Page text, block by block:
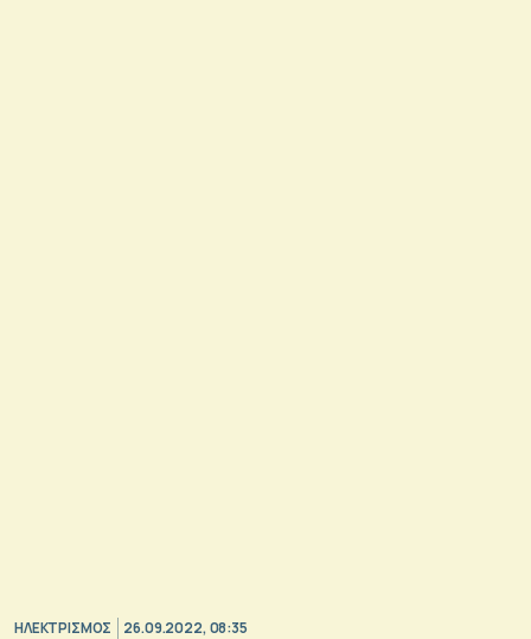
ΗΛΕΚΤΡΙΣΜΟΣ 26.09.2022, 08:35